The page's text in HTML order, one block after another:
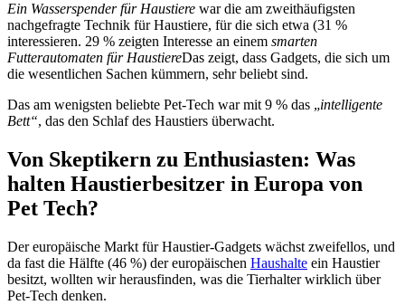
Ein Wasserspender für Haustiere war die am zweithäufigsten
nachgefragte Technik für Haustiere, für die sich etwa (31 %
interessieren. 29 % zeigten Interesse an einem smarten
Futterautomaten für HaustiereDas zeigt, dass Gadgets, die sich um
die wesentlichen Sachen kümmern, sehr beliebt sind.
Das am wenigsten beliebte Pet-Tech war mit 9 % das „intelligente
Bett“, das den Schlaf des Haustiers überwacht.
Von Skeptikern zu Enthusiasten: Was
halten Haustierbesitzer in Europa von
Pet Tech?
Der europäische Markt für Haustier-Gadgets wächst zweifellos, und
da fast die Hälfte (46 %) der europäischen Haushalte ein Haustier
besitzt, wollten wir herausfinden, was die Tierhalter wirklich über
Pet-Tech denken.